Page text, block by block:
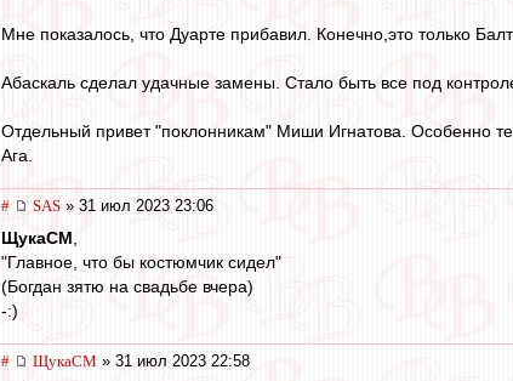
Мне показалось, что Дуарте прибавил. Конечно,это только
Абаскаль сделал удачные замены. Стало быть все под
Отдельный привет "поклонникам" Миши Игнатова. Особенно
Ага.
# SAS » 31 июл 2023 23:06
ЩукаСМ
"Главное, что бы костюмчик сидел"
(Богдан зятю на свадьбе вчера)
-:)
# ЩукаСМ » 31 июл 2023 22:58